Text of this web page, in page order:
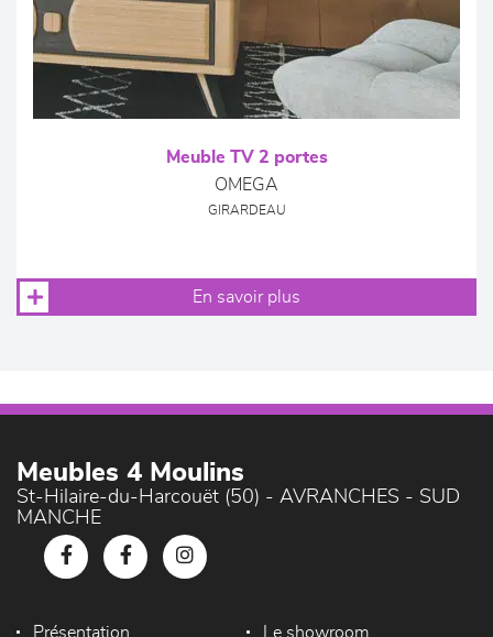
Meuble TV 2 portes
OMEGA
GIRARDEAU
En savoir plus
Meubles 4 Moulins
St-Hilaire-du-Harcouët (50) - AVRANCHES - SUD
MANCHE
Présentation Le showroom